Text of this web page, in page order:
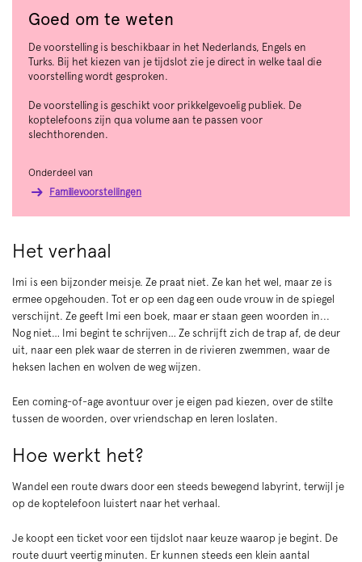
Het verhaal
Imi is een bijzonder meisje. Ze praat niet. Ze kan het wel, maar ze is
ermee opgehouden. Tot er op een dag een oude vrouw in de spiegel
verschijnt. Ze geeft Imi een boek, maar er staan geen woorden in...
Nog niet… Imi begint te schrijven… Ze schrijft zich de trap af, de deur
uit, naar een plek waar de sterren in de rivieren zwemmen, waar de
heksen lachen en wolven de weg wijzen.
Een coming-of-age avontuur over je eigen pad kiezen, over de stilte
tussen de woorden, over vriendschap en leren loslaten.
Hoe werkt het?
Wandel een route dwars door een steeds bewegend labyrint, terwijl je
op de koptelefoon luistert naar het verhaal.
Je koopt een ticket voor een tijdslot naar keuze waarop je begint. De
route duurt veertig minuten. Er kunnen steeds een klein aantal
Goed om te weten
De voorstelling is beschikbaar in het Nederlands, Engels en
Turks. Bij het kiezen van je tijdslot zie je direct in welke taal die
voorstelling wordt gesproken.
De voorstelling is geschikt voor prikkelgevoelig publiek. De
koptelefoons zijn qua volume aan te passen voor
slechthorenden.
Onderdeel van
Familievoorstellingen
Inzoomen